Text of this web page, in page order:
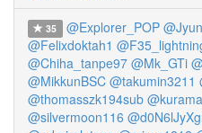
35 @Explorer_POP
@Felixdoktah1
@Chiha_tanpe97 @Mk_GTi
@MikkunBSC @takumin3211
@thomasszk194sub
@silvermoon116